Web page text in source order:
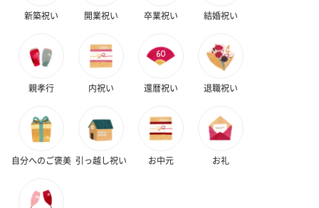
新築祝い 開業祝い 卒業祝い 結婚祝い
親孝行 内祝い 還暦祝い 退職祝い
自分へのご褒美 引っ越し祝い お中元 お礼